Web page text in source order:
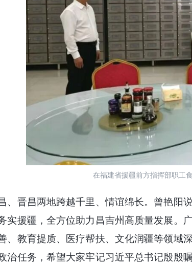
在福建省援疆前方指挥部职工
晋昌两地跨越千里、情谊绵长。曾艳阳说
实援疆，全方位助力昌吉州高质量发展。
、教育提质、医疗帮扶、文化润疆等领域
治任务，希望大家牢记习近平总书记殷殷